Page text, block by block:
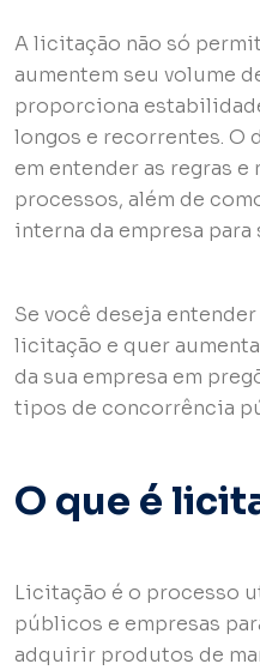
A licitação não só
aumentem seu volume
proporciona
longos e recorrentes. O
em entender as regras e
processos, além de
interna da empresa
Se você deseja
licitação e quer
da sua empresa em
tipos de concorrência
O que é
Licitação é o processo
públicos e empresas
adquirir produtos de